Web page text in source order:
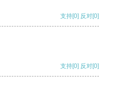
支持[0] 反对[0]
支持[0] 反对[0]